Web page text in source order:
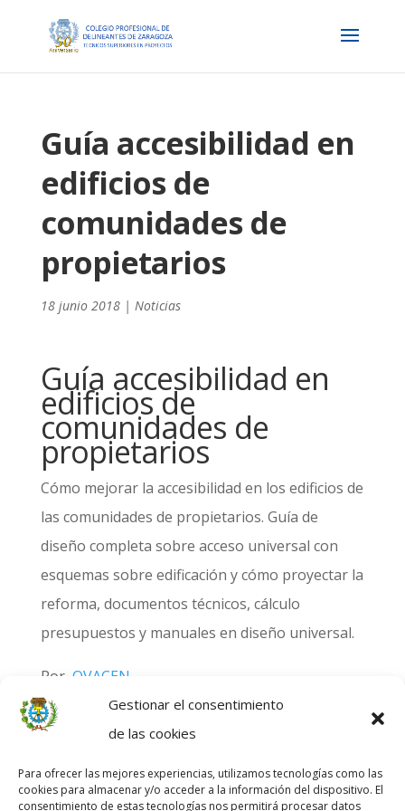
Gestionar el consentimiento
de las cookies
Para ofrecer las mejores experiencias, utilizamos tecnologías como las
cookies para almacenar y/o acceder a la información del dispositivo. El
consentimiento de estas tecnologías nos permitirá procesar datos
Guía accesibilidad en
edificios de
comunidades de
propietarios
18 junio 2018| Noticias
Guía accesibilidad en
edificios de
comunidades de
propietarios
Cómo mejorar la accesibilidad en los edificios de
las comunidades de propietarios. Guía de
diseño completa sobre acceso universal con
esquemas sobre edificación y cómo proyectar la
reforma, documentos técnicos, cálculo
presupuestos y manuales en diseño universal.
Por OVACEN
https://ovacen.com/guia-accesibilidad-edificios-
comunidades/